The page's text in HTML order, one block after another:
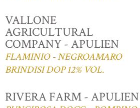
VALLONE
AGRICULTURAL
COMPANY - APULIEN
FLAMINIO - NEGROAMARO
BRINDISI DOP 12% VOL.
RIVERA FARM - APULIEN